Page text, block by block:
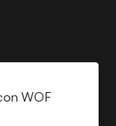
WOF